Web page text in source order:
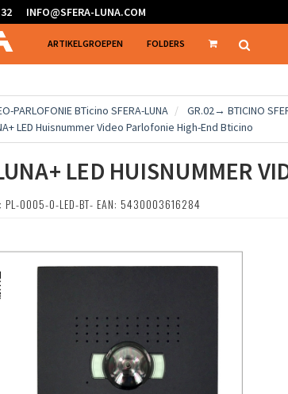
INFO@SFERA-LUNA.COM
ARTIKELGROEPEN FOLDERS
PARLOFONIE BTicino SFERA-LUNA
GR.02→ BTICINO
LED Huisnummer Video Parlofonie High-End Bticino
LED HUISNUMMER
: PL-0005-0-LED-BT- EAN: 5430003616284